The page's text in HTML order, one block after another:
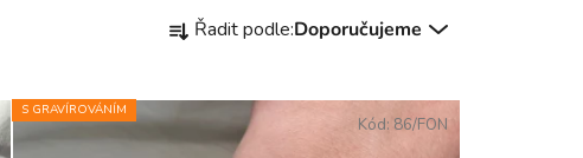
Řazení produktů
Řadit podle:Doporučujeme
S GRAVÍROVÁNÍM
Kód: 86/FON